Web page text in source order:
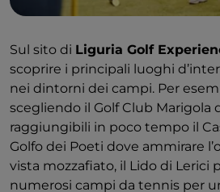
Sul sito di Liguria Golf
scoprire i principali luoghi
nei dintorni dei campi. Per
scegliendo il Golf Club Marigola
raggiungibili in poco tempo il
Golfo dei Poeti dove ammirare
vista mozzafiato, il Lido di Lerici
numerosi campi da tennis per